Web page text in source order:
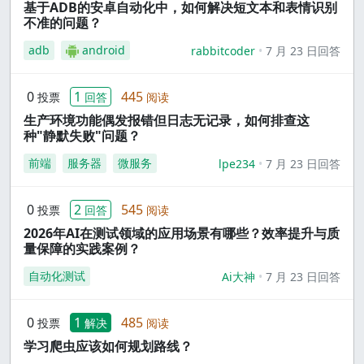
基于ADB的安卓自动化中，如何解决短文本和表情识别
不准的问题？
adb android rabbitcoder 7 月 23 日回答
0 投票 1 回答 445 阅读
生产环境功能偶发报错但日志无记录，如何排查这
种"静默失败"问题？
前端 服务器 微服务 lpe234 7 月 23 日回答
0 投票 2 回答 545 阅读
2026年AI在测试领域的应用场景有哪些？效率提升与质
量保障的实践案例？
自动化测试 Ai大神 7 月 23 日回答
0 投票 1 解决 485 阅读
学习爬虫应该如何规划路线？